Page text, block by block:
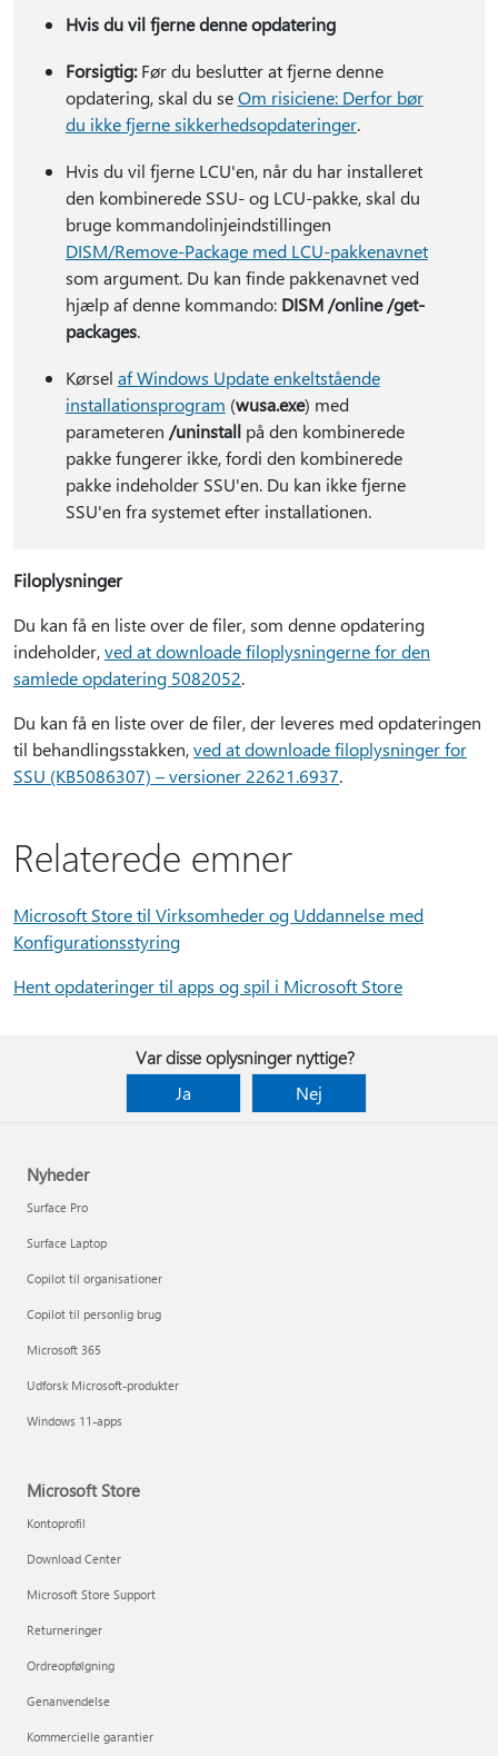
Hvis du vil fjerne denne opdatering
Forsigtig:Før du beslutter at fjerne denne
opdatering, skal du seOm risiciene: Derfor bør
du ikke fjerne sikkerhedsopdateringer.
Hvis du vil fjerne LCU'en, når du har installeret
den kombinerede SSU- og LCU-pakke, skal du
bruge kommandolinjeindstillingen
DISM/Remove-Package med LCU-pakkenavnet
som argument. Du kan finde pakkenavnet ved
hjælp af denne kommando: DISM /online /get-
packages.
Kørsel af Windows Update enkeltstående
installationsprogram (wusa.exe) med
parameteren /uninstallpå den kombinerede
pakke fungerer ikke, fordi den kombinerede
pakke indeholder SSU'en. Du kan ikke fjerne
SSU'en fra systemet efter installationen.
Filoplysninger
Du kan få en liste over de filer, som denne opdatering
indeholder,ved at downloade filoplysningerne for den
samlede opdatering 5082052.
Du kan få en liste over de filer, der leveres med opdateringen
til behandlingsstakken,ved at downloade filoplysninger for
SSU (KB5086307) – versioner 22621.6937.
Relaterede emner
Microsoft Store til Virksomheder og Uddannelse med
Konfigurationsstyring
Hent opdateringer til apps og spil i Microsoft Store
Var disse oplysninger nyttige?
Ja
Nej
Nyheder
Surface Pro
Surface Laptop
Copilot til organisationer
Copilot til personlig brug
Microsoft 365
Udforsk Microsoft-produkter
Windows 11-apps
Microsoft Store
Kontoprofil
Download Center
Microsoft Store Support
Returneringer
Ordreopfølgning
Genanvendelse
Kommercielle garantier